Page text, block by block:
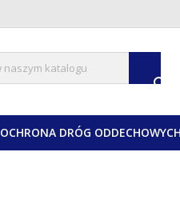

OCHRONA DRÓG ODDECHOWYCH